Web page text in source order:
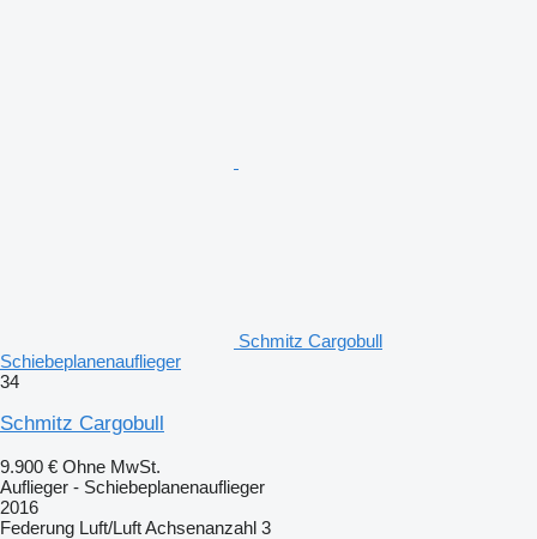
Schmitz Cargobull
Schiebeplanenauflieger
34
Schmitz Cargobull
9.900 € Ohne MwSt.
Auflieger - Schiebeplanenauflieger
2016
Federung Luft/LuftAchsenanzahl 3